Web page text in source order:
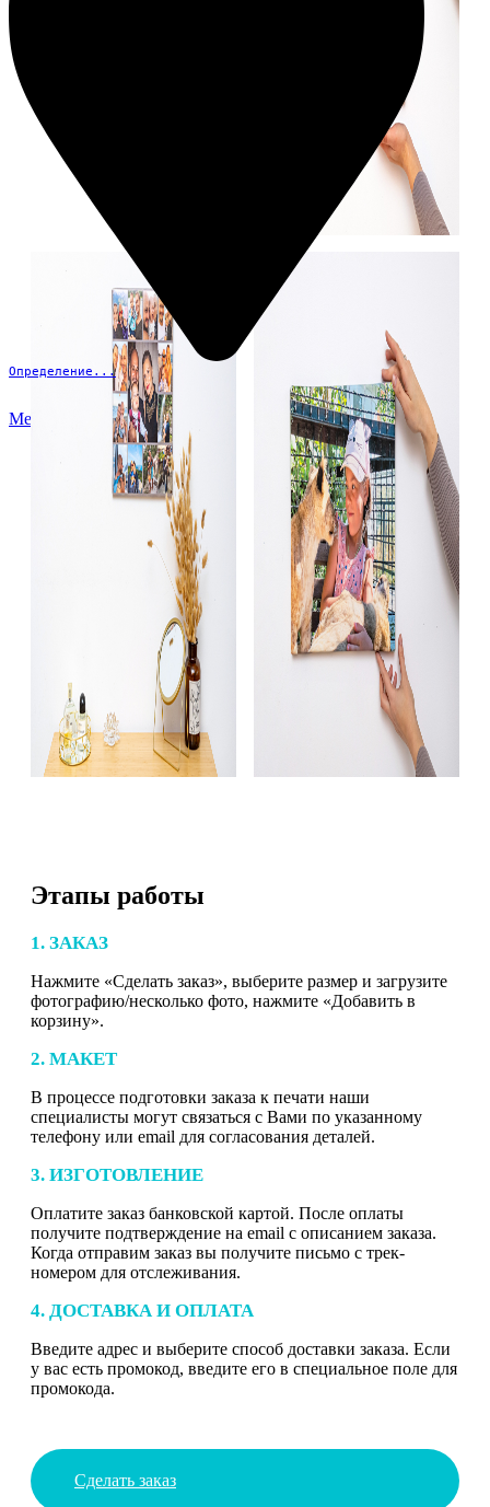
Определение...
Меню
Этапы работы
1. ЗАКАЗ
Нажмите «Сделать заказ», выберите размер и загрузите
фотографию/несколько фото, нажмите «Добавить в
корзину».
2. МАКЕТ
В процессе подготовки заказа к печати наши
специалисты могут связаться с Вами по указанному
телефону или email для согласования деталей.
3. ИЗГОТОВЛЕНИЕ
Оплатите заказ банковской картой. После оплаты
получите подтверждение на email с описанием заказа.
Когда отправим заказ вы получите письмо с трек-
номером для отслеживания.
4. ДОСТАВКА И ОПЛАТА
Введите адрес и выберите способ доставки заказа. Если
у вас есть промокод, введите его в специальное поле для
промокода.
Сделать заказ